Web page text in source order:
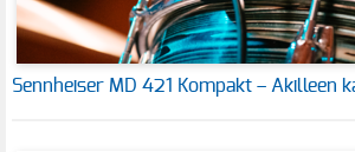
Sennheiser MD 421 Kompakt – Akilleen